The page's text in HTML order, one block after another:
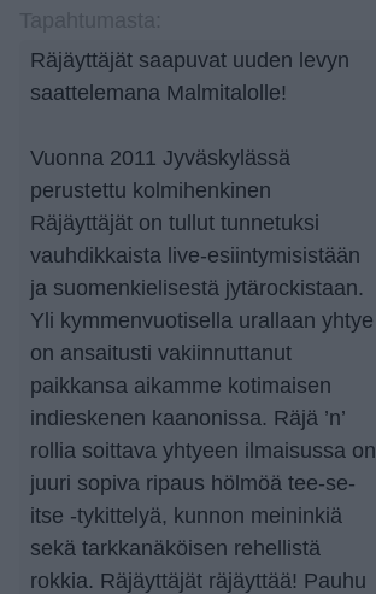
Räjäyttäjät saapuvat uuden levyn
saattelemana Malmitalolle!
Vuonna 2011 Jyväskylässä
perustettu kolmihenkinen
Räjäyttäjät on tullut tunnetuksi
vauhdikkaista live-esiintymisistään
ja suomenkielisestä jytärockistaan.
Yli kymmenvuotisella urallaan yhtye
on ansaitusti vakiinnuttanut
paikkansa aikamme kotimaisen
indieskenen kaanonissa. Räjä ’n’
rollia soittava yhtyeen ilmaisussa on
juuri sopiva ripaus hölmöä tee-se-
itse -tykittelyä, kunnon meininkiä
sekä tarkkanäköisen rehellistä
rokkia. Räjäyttäjät räjäyttää! Pauhu